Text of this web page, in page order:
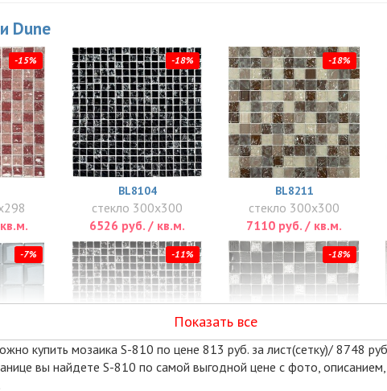
Dune
-15% -18%
BL8104
стекло 300x300
6526 руб. / кв.м.
-18%
BL8211
стекло 300x300
7110 руб. / кв.м.
-7% -11% -18%
Показать все
купить мозаика S-810 по цене 813 руб. за лист(сетку)/ 8748
вы найдете S-810 по самой выгодной цене с фото,